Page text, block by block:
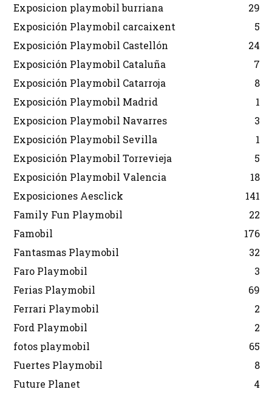
Exposicion playmobil burriana
29
Exposición Playmobil carcaixent
5
Exposición Playmobil Castellón
24
Exposición Playmobil Cataluña
7
Exposición Playmobil Catarroja
8
Exposición Playmobil Madrid
1
Exposicion Playmobil Navarres
3
Exposición Playmobil Sevilla
1
Exposición Playmobil Torrevieja
5
Exposición Playmobil Valencia
18
Exposiciones Aesclick
141
Family Fun Playmobil
22
Famobil
176
Fantasmas Playmobil
32
Faro Playmobil
3
Ferias Playmobil
69
Ferrari Playmobil
2
Ford Playmobil
2
fotos playmobil
65
Fuertes Playmobil
8
Future Planet
4